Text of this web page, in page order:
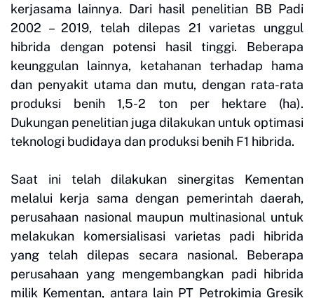
kerjasama lainnya. Dari hasil penelitian BB Padi
2002 – 2019, telah dilepas 21 varietas unggul
hibrida dengan potensi hasil tinggi. Beberapa
keunggulan lainnya, ketahanan terhadap hama
dan penyakit utama dan mutu, dengan rata-rata
produksi benih 1,5-2 ton per hektare (ha).
Dukungan penelitian juga dilakukan untuk optimasi
teknologi budidaya dan produksi benih F1 hibrida.
Saat ini telah dilakukan sinergitas Kementan
melalui kerja sama dengan pemerintah daerah,
perusahaan nasional maupun multinasional untuk
melakukan komersialisasi varietas padi hibrida
yang telah dilepas secara nasional. Beberapa
perusahaan yang mengembangkan padi hibrida
milik Kementan, antara lain PT Petrokimia Gresik